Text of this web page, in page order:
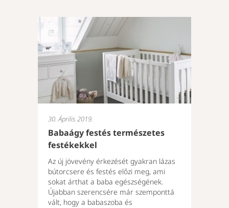
30. Április 2019.
Babaágy festés természetes
festékekkel
Az új jövevény érkezését gyakran lázas
bútorcsere és festés előzi meg, ami
sokat árthat a baba egészségének.
Újabban szerencsére már szemponttá
vált, hogy a babaszoba és